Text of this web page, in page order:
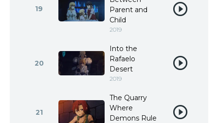
19
Parent and
Child
2019
20
Into the
Rafaelo
Desert
2019
21
The Quarry
Where
Demons Rule